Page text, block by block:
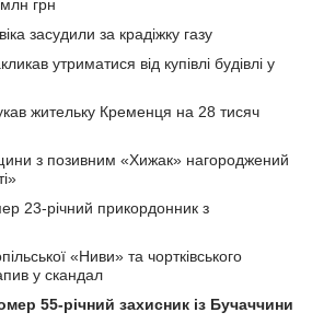
грн
засудили за крадіжку газу
утриматися від купівлі будівлі у
жительку Кременця на 28 тисяч
з позивним «Хижак» нагороджений
23-річний прикордонник з
«Ниви» та чортківського
у скандал
55-річний захисник із Бучаччини